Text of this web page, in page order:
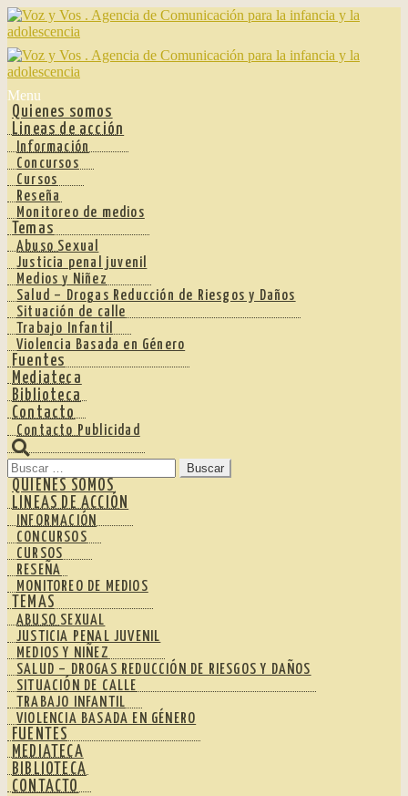
Ir
a
la
navegación
Ir
al
contenido
Menu
Quienes somos
Lineas de acción
Información
Concursos
Cursos
Reseña
Monitoreo de medios
Temas
Abuso Sexual
Justicia penal juvenil
Medios y Niñez
Salud – Drogas Reducción de Riesgos y Daños
Situación de calle
Trabajo Infantil
Violencia Basada en Género
Fuentes
Mediateca
Biblioteca
Contacto
Contacto Publicidad
Buscar:
QUIENES SOMOS
LINEAS DE ACCIÓN
INFORMACIÓN
CONCURSOS
CURSOS
RESEÑA
MONITOREO DE MEDIOS
TEMAS
ABUSO SEXUAL
JUSTICIA PENAL JUVENIL
MEDIOS Y NIÑEZ
SALUD – DROGAS REDUCCIÓN DE RIESGOS Y DAÑOS
SITUACIÓN DE CALLE
TRABAJO INFANTIL
VIOLENCIA BASADA EN GÉNERO
FUENTES
MEDIATECA
BIBLIOTECA
CONTACTO